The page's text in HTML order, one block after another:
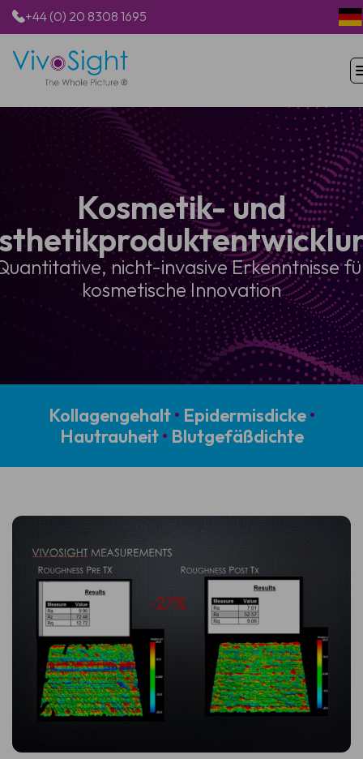
+44 (0) 20 8308 1695
STARTSEITE
PRODUKTE
ANWENDUNGEN
PATIENTEN
RESSOURCEN
ÜBER UNS Kosmetik- und
nicht-invasive Erkenntnisse
kosmetische Innovation
Kollagengehalt• Epidermisdicke•
Hautrauheit• Blutgefäßdichte